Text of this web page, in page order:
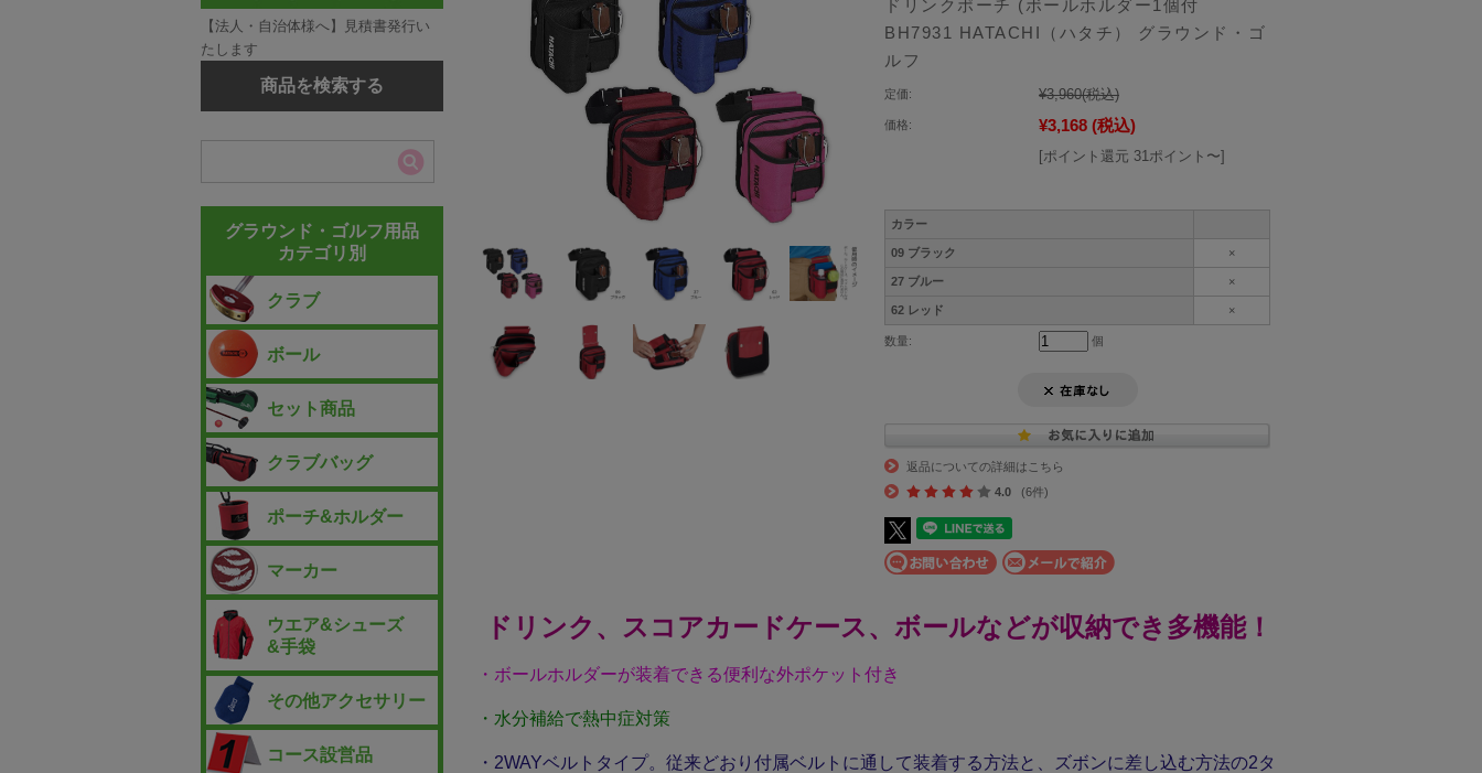
ドリンクポーチ (ボールホルダー1個付
BH7931 HATACHI（ハタチ） グラウンド・ゴ
ルフ
定価: ¥3,960(税込)
価格: ¥3,168 (税込)
[ポイント還元 31ポイント〜]
カラー
09 ブラック ×
27 ブルー ×
62 レッド ×
数量: 個
返品についての詳細はこちら
4.0
(6件)
ドリンク、スコアカードケース、ボールなどが収納でき多機能！
・ボールホルダーが装着できる便利な外ポケット付き
・水分補給で熱中症対策
・2WAYベルトタイプ。従来どおり付属ベルトに通して装着する方法と、ズボンに差し込む方法の2タ
【法人・自治体様へ】見積書発行い
たします
商品を検索する
グラウンド・ゴルフ用品
カテゴリ別
クラブ
ボール
セット商品
クラブバッグ
ポーチ&ホルダー
マーカー
ウエア&シューズ
&手袋
その他アクセサリー
コース設営品